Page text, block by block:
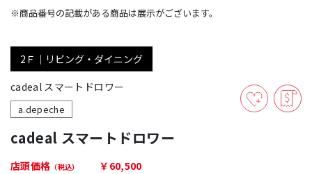
※商品番号の記載がある商品は展示がございます。
2Ｆ｜リビング・ダイニング
cadeal スマートドロワー
a.depeche
cadeal スマートドロワー
店頭価格 （税込） ￥60,500